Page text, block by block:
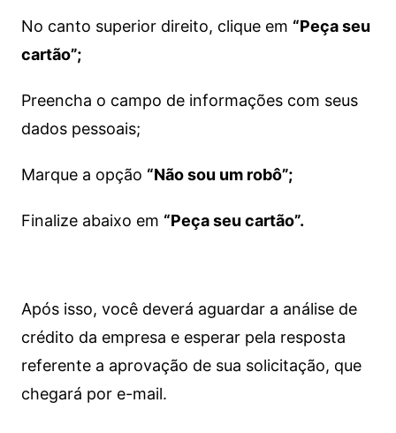
No canto superior direito, clique em “Peça seu
cartão”;
Preencha o campo de informações com seus
dados pessoais;
Marque a opção “Não sou um robô”;
Finalize abaixo em “Peça seu cartão”.
Após isso, você deverá aguardar a análise de
crédito da empresa e esperar pela resposta
referente a aprovação de sua solicitação, que
chegará por e-mail.